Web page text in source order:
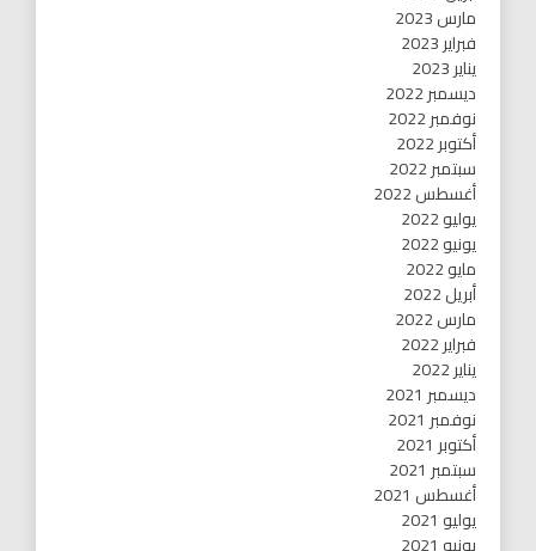
مارس 2023
فبراير 2023
يناير 2023
ديسمبر 2022
نوفمبر 2022
أكتوبر 2022
سبتمبر 2022
أغسطس 2022
يوليو 2022
يونيو 2022
مايو 2022
أبريل 2022
مارس 2022
فبراير 2022
يناير 2022
ديسمبر 2021
نوفمبر 2021
أكتوبر 2021
سبتمبر 2021
أغسطس 2021
يوليو 2021